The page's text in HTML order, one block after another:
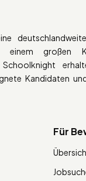
einem großen
Kandidaten
Für